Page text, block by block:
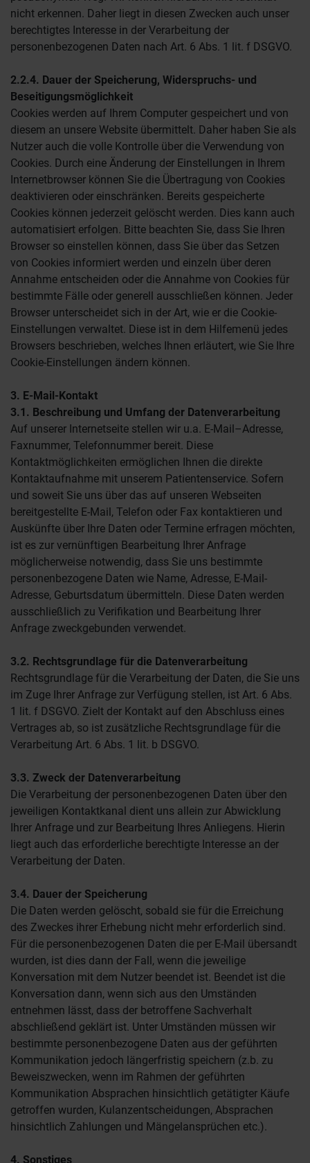
nicht erkennen. Daher liegt in diesen Zwecken auch unser
berechtigtes Interesse in der Verarbeitung der
personenbezogenen Daten nach Art. 6 Abs. 1 lit. f DSGVO.
2.2.4. Dauer der Speicherung, Widerspruchs- und
Beseitigungsmöglichkeit
Cookies werden auf Ihrem Computer gespeichert und von
diesem an unsere Website übermittelt. Daher haben Sie als
Nutzer auch die volle Kontrolle über die Verwendung von
Cookies. Durch eine Änderung der Einstellungen in Ihrem
Internetbrowser können Sie die Übertragung von Cookies
deaktivieren oder einschränken. Bereits gespeicherte
Cookies können jederzeit gelöscht werden. Dies kann auch
automatisiert erfolgen. Bitte beachten Sie, dass Sie Ihren
Browser so einstellen können, dass Sie über das Setzen
von Cookies informiert werden und einzeln über deren
Annahme entscheiden oder die Annahme von Cookies für
bestimmte Fälle oder generell ausschließen können. Jeder
Browser unterscheidet sich in der Art, wie er die Cookie-
Einstellungen verwaltet. Diese ist in dem Hilfemenü jedes
Browsers beschrieben, welches Ihnen erläutert, wie Sie Ihre
Cookie-Einstellungen ändern können.
3. E-Mail-Kontakt
3.1. Beschreibung und Umfang der Datenverarbeitung
Auf unserer Internetseite stellen wir u.a. E-Mail–Adresse,
Faxnummer, Telefonnummer bereit. Diese
Kontaktmöglichkeiten ermöglichen Ihnen die direkte
Kontaktaufnahme mit unserem Patientenservice. Sofern
und soweit Sie uns über das auf unseren Webseiten
bereitgestellte E-Mail, Telefon oder Fax kontaktieren und
Auskünfte über Ihre Daten oder Termine erfragen möchten,
ist es zur vernünftigen Bearbeitung Ihrer Anfrage
möglicherweise notwendig, dass Sie uns bestimmte
personenbezogene Daten wie Name, Adresse, E-Mail-
Adresse, Geburtsdatum übermitteln. Diese Daten werden
ausschließlich zu Verifikation und Bearbeitung Ihrer
Anfrage zweckgebunden verwendet.
3.2. Rechtsgrundlage für die Datenverarbeitung
Rechtsgrundlage für die Verarbeitung der Daten, die Sie uns
im Zuge Ihrer Anfrage zur Verfügung stellen, ist Art. 6 Abs.
1 lit. f DSGVO. Zielt der Kontakt auf den Abschluss eines
Vertrages ab, so ist zusätzliche Rechtsgrundlage für die
Verarbeitung Art. 6 Abs. 1 lit. b DSGVO.
3.3. Zweck der Datenverarbeitung
Die Verarbeitung der personenbezogenen Daten über den
jeweiligen Kontaktkanal dient uns allein zur Abwicklung
Ihrer Anfrage und zur Bearbeitung Ihres Anliegens. Hierin
liegt auch das erforderliche berechtigte Interesse an der
Verarbeitung der Daten.
3.4. Dauer der Speicherung
Die Daten werden gelöscht, sobald sie für die Erreichung
des Zweckes ihrer Erhebung nicht mehr erforderlich sind.
Für die personenbezogenen Daten die per E-Mail übersandt
wurden, ist dies dann der Fall, wenn die jeweilige
Konversation mit dem Nutzer beendet ist. Beendet ist die
Konversation dann, wenn sich aus den Umständen
entnehmen lässt, dass der betroffene Sachverhalt
abschließend geklärt ist. Unter Umständen müssen wir
bestimmte personenbezogene Daten aus der geführten
Kommunikation jedoch längerfristig speichern (z.b. zu
Beweiszwecken, wenn im Rahmen der geführten
Kommunikation Absprachen hinsichtlich getätigter Käufe
getroffen wurden, Kulanzentscheidungen, Absprachen
hinsichtlich Zahlungen und Mängelansprüchen etc.).
4. Sonstiges